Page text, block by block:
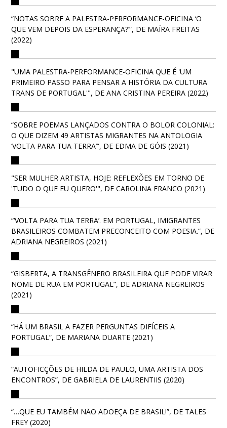
“NOTAS SOBRE A PALESTRA-PERFORMANCE-OFICINA ‘O
QUE VEM DEPOIS DA ESPERANÇA?’”, DE MAÍRA FREITAS
(2022)
"UMA PALESTRA-PERFORMANCE-OFICINA QUE É 'UM
PRIMEIRO PASSO PARA PENSAR A HISTÓRIA DA CULTURA
TRANS DE PORTUGAL'", DE ANA CRISTINA PEREIRA (2022)
“SOBRE POEMAS LANÇADOS CONTRA O BOLOR COLONIAL:
O QUE DIZEM 49 ARTISTAS MIGRANTES NA ANTOLOGIA
‘VOLTA PARA TUA TERRA’”, DE EDMA DE GÓIS (2021)
"SER MULHER ARTISTA, HOJE: REFLEXÕES EM TORNO DE
'TUDO O QUE EU QUERO'", DE CAROLINA FRANCO (2021)
“‘VOLTA PARA TUA TERRA’. EM PORTUGAL, IMIGRANTES
BRASILEIROS COMBATEM PRECONCEITO COM POESIA.”, DE
ADRIANA NEGREIROS (2021)
“GISBERTA, A TRANSGÊNERO BRASILEIRA QUE PODE VIRAR
NOME DE RUA EM PORTUGAL”, DE ADRIANA NEGREIROS
(2021)
“HÁ UM BRASIL A FAZER PERGUNTAS DIFÍCEIS A
PORTUGAL”, DE MARIANA DUARTE (2021)
“AUTOFICÇÕES DE HILDA DE PAULO, UMA ARTISTA DOS
ENCONTROS”, DE GABRIELA DE LAURENTIIS (2020)
“…QUE EU TAMBÉM NÃO ADOEÇA DE BRASIL!”, DE TALES
FREY (2020)